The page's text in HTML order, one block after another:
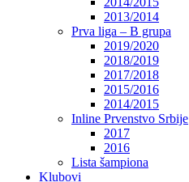
2013/2014
Prva liga – B grupa
2019/2020
2018/2019
2017/2018
2015/2016
2014/2015
Inline Prvenstvo Srbije
2017
2016
Lista šampiona
Klubovi